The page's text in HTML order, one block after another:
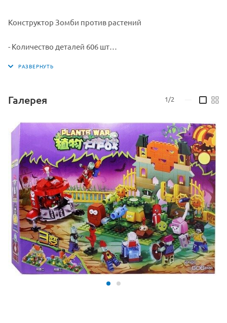
Конструктор Зомби против растений
- Количество деталей 606 шт
- От 6 лет(содержит мелкие детали);
- Минифигурки: 7 фигурок
- Размеры упаковки 36 * 48 * 8 см
- Производитель - Elephant;
- Страна производства: Китай;
Галерея 1/2